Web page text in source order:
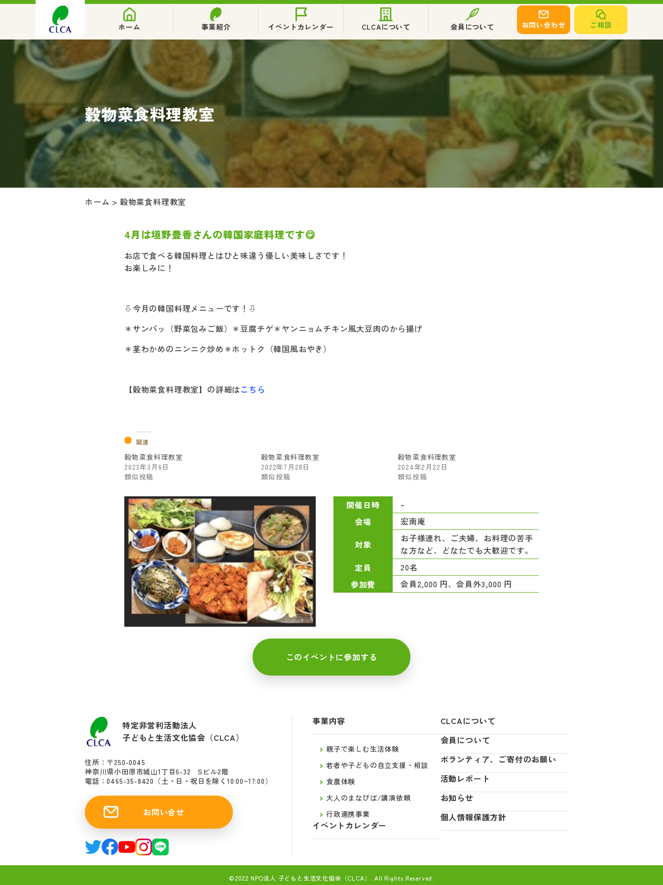
ホーム 事業紹介 イベントカレンダー CLCAについて 会員について お問い合わせ ご相談
穀物菜食料理教室
ホーム > 穀物菜食料理教室
4月は垣野豊香さんの韓国家庭料理です😋
お店で食べる韓国料理とはひと味違う優しい美味しさです！
お楽しみに！
⇩今月の韓国料理メニューです！⇩
＊サンパッ（野菜包みご飯）＊豆腐チゲ＊ヤンニョムチキン風大豆肉のから揚げ
＊茎わかめのニンニク炒め＊ホットク（韓国風おやき）
【穀物菜食料理教室】の詳細はこちら
関連
穀物菜食料理教室
2023年3月6日
類似投稿
穀物菜食料理教室
2022年7月28日
類似投稿
穀物菜食料理教室
2024年2月22日
類似投稿
開催日時
–
会場
宏南庵
対象
お子様連れ、ご夫婦、お料理の苦手
な方など、どなたでも大歓迎です。
定員
20名
参加費
会員2,000 円、会員外3,000 円
このイベントに参加する
特定非営利活動法人
子どもと生活文化協会（CLCA）
住所：〒250-0045
神奈川県小田原市城山1丁目6-32 Sビル2階
電話：0465-35-8420 （土・日・祝日を除く10:00~17:00）
お問い合せ
事業内容
親子で楽しむ生活体験
若者や子どもの自立支援・相談
食農体験
大人のまなびば/講演依頼
行政連携事業
イベントカレンダー
CLCAについて
会員について
ボランティア、ご寄付のお願い
活動レポート
お知らせ
個人情報保護方針
©2022 NPO法人 子どもと生活文化協会（CLCA）. All Rights Reserved.